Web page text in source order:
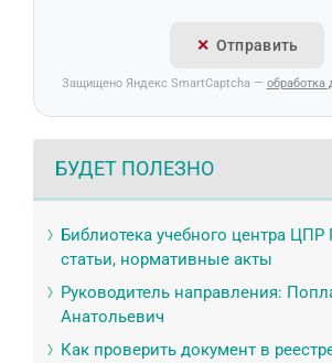
Отправить
Защищено Яндекс SmartCaptcha — обработка
БУДЕТ ПОЛЕЗНО
Библиотека учебного центра
статьи, нормативные акты
Руководитель направления:
Анатольевич
Как проверить документ в